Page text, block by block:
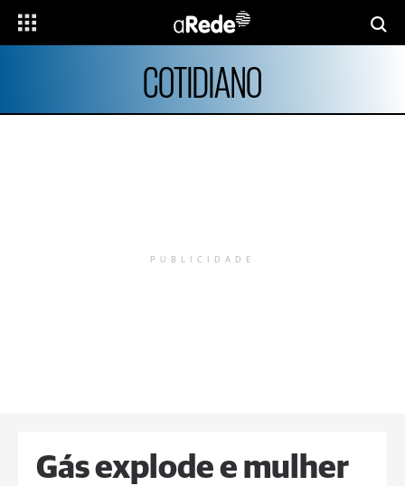
COTIDIANO
PUBLICIDADE
Gás explode e mulher